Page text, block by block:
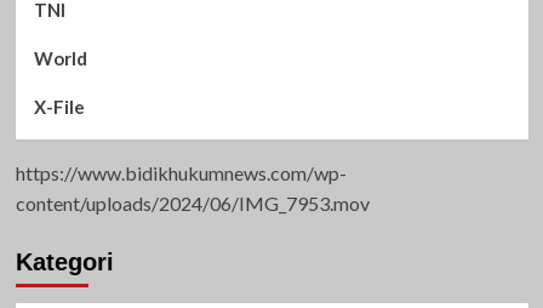
TNI
World
X-File
https://www.bidikhukumnews.com/wp-
content/uploads/2024/06/IMG_7953.mov
Kategori